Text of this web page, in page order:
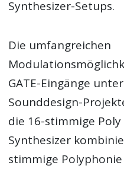
Synthesizer-Setups.
Die umfangreichen
GATE-Eingänge
Sounddesign-
die 16-stimmige
Synthesizer
stimmige